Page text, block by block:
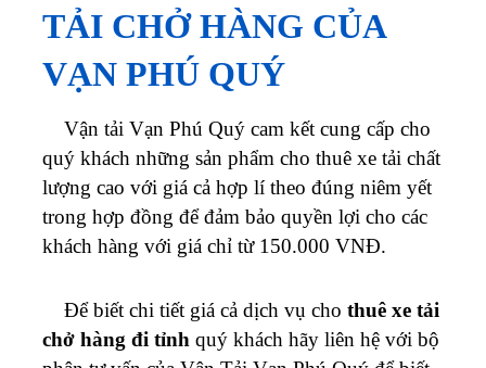
TẢI CHỞ HÀNG CỦA
VẠN PHÚ QUÝ
Vận tải Vạn Phú Quý cam kết cung cấp cho
quý khách những sản phẩm cho thuê xe tải chất
lượng cao với giá cả hợp lí theo đúng niêm yết
trong hợp đồng để đảm bảo quyền lợi cho các
khách hàng với giá chỉ từ 150.000 VNĐ.
Để biết chi tiết giá cả dịch vụ cho thuê xe tải
chở hàng đi tỉnh quý khách hãy liên hệ với bộ